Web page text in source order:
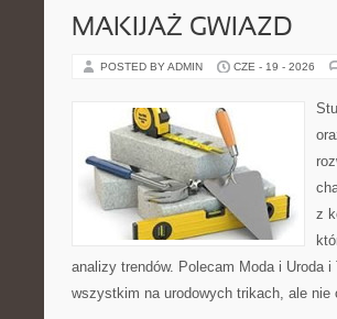
MAKIJAŻ GWIAZD
POSTED BY ADMIN CZE - 19 - 2026
z
analizy trendów. Polecam Moda i Uroda
wszystkim na urodowych trikach, ale